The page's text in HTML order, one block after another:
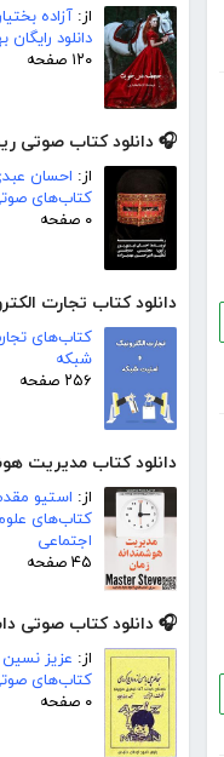
از: آزاده
دانلود
۱۲۰ صفحه
🎧 دانلود کتاب صوتی
از: احسان
کتاب‌های
۰ صفحه
دانلود کتاب تجارت
کتاب‌های
شبکه
۲۵۶ صفحه
دانلود کتاب مدیریت
از: استیو
کتاب‌های
اجتماعی
۴۵ صفحه
🎧 دانلود کتاب صوتی
از: عزیز نسین
کتاب‌های
۰ صفحه